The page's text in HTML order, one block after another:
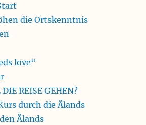
die Ortskenntnis
love“
REISE GEHEN?
durch die Ålands
Ålands